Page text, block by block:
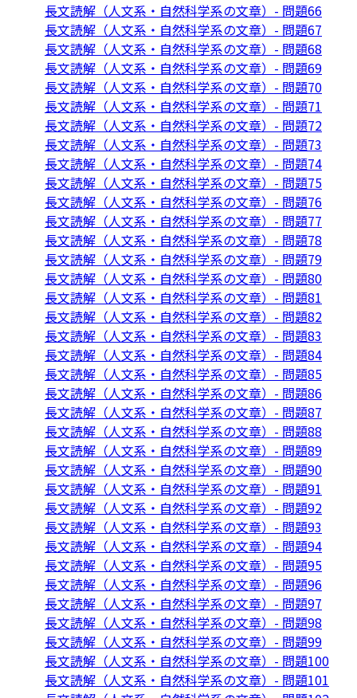
長文読解（人文系・自然科学系の文章）- 問題66
長文読解（人文系・自然科学系の文章）- 問題67
長文読解（人文系・自然科学系の文章）- 問題68
長文読解（人文系・自然科学系の文章）- 問題69
長文読解（人文系・自然科学系の文章）- 問題70
長文読解（人文系・自然科学系の文章）- 問題71
長文読解（人文系・自然科学系の文章）- 問題72
長文読解（人文系・自然科学系の文章）- 問題73
長文読解（人文系・自然科学系の文章）- 問題74
長文読解（人文系・自然科学系の文章）- 問題75
長文読解（人文系・自然科学系の文章）- 問題76
長文読解（人文系・自然科学系の文章）- 問題77
長文読解（人文系・自然科学系の文章）- 問題78
長文読解（人文系・自然科学系の文章）- 問題79
長文読解（人文系・自然科学系の文章）- 問題80
長文読解（人文系・自然科学系の文章）- 問題81
長文読解（人文系・自然科学系の文章）- 問題82
長文読解（人文系・自然科学系の文章）- 問題83
長文読解（人文系・自然科学系の文章）- 問題84
長文読解（人文系・自然科学系の文章）- 問題85
長文読解（人文系・自然科学系の文章）- 問題86
長文読解（人文系・自然科学系の文章）- 問題87
長文読解（人文系・自然科学系の文章）- 問題88
長文読解（人文系・自然科学系の文章）- 問題89
長文読解（人文系・自然科学系の文章）- 問題90
長文読解（人文系・自然科学系の文章）- 問題91
長文読解（人文系・自然科学系の文章）- 問題92
長文読解（人文系・自然科学系の文章）- 問題93
長文読解（人文系・自然科学系の文章）- 問題94
長文読解（人文系・自然科学系の文章）- 問題95
長文読解（人文系・自然科学系の文章）- 問題96
長文読解（人文系・自然科学系の文章）- 問題97
長文読解（人文系・自然科学系の文章）- 問題98
長文読解（人文系・自然科学系の文章）- 問題99
長文読解（人文系・自然科学系の文章）- 問題100
長文読解（人文系・自然科学系の文章）- 問題101